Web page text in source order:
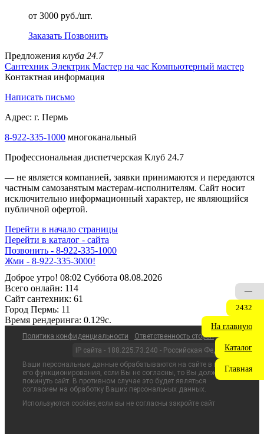
от 3000 руб./шт.
Заказать Позвонить
Предложения клуба 24.7
Сантехник Электрик Мастер на час Компьютерный мастер
Контактная информация
Написать письмо
Адрес: г. Пермь
8-922-335-1000 многоканальный
Профессиональная диспетчерская Клуб 24.7
— не является компанией, заявки принимаются и передаются
частным самозанятым мастерам‑исполнителям. Сайт носит
исключительно информационный характер, не являющийся
публичной офертой.
Перейти в начало страницы
Перейти в каталог - сайта
Позвонить - 8-922-335-1000
Жми - 8-922-335-3000!
Доброе утро! 08:02 Суббота 08.08.2026
Всего онлайн: 114
Сайт cантехник: 61
Город Пермь: 11
Время рендеринга: 0.129c.
Политика конфиденциальности
Ответственность сторон
IP сайта - 188.225.73.240 - Российская Федерация
Ваши персональные данные обрабатываются на сайте в целях
его функционирования, если Вы не согласны, то Вы должны
покинуть сайт. В противном случае это будет являться
согласием на обработку Ваших персональных данных.
Используются cookies,если вы не согласны закройте сайт
—
2432
На главную
Каталог
Главная